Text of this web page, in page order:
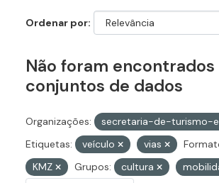
Ordenar por
Não foram encontrados
conjuntos de dados
Organizações:
secretaria-de-turismo-
Etiquetas:
veículo vias
KMZ
Grupos: cultura